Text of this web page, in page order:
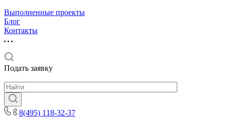
Выполненные проекты
Блог
Контакты
Подать заявку
8(495) 118-32-37